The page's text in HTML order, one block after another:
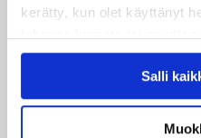
kerätty, kun olet käyttänyt
käytöstäEvästeet-
Salli
25.06.2026
JYP ja Secto Rally Finland
Liiga-kauden 2026-2027